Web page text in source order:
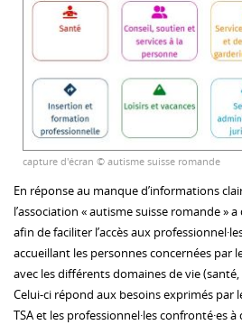
capture d'écran © autisme suisse romande
En réponse au manque d’informations
l’association « autisme suisse romande »
afin de faciliter l’accès aux
accueillant les personnes concernées par
avec les différents domaines de vie
Celui-ci répond aux besoins exprimés par
TSA et les professionnel·les confronté·es